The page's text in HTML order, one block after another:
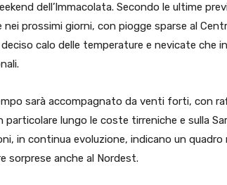
dell’Immacolata. Secondo le ultime
nei prossimi giorni, con piogge sparse al
calo delle temperature e nevicate
sarà accompagnato da venti forti, con
particolare lungo le coste tirreniche e sulla
in continua evoluzione, indicano un
sorprese anche al Nordest.